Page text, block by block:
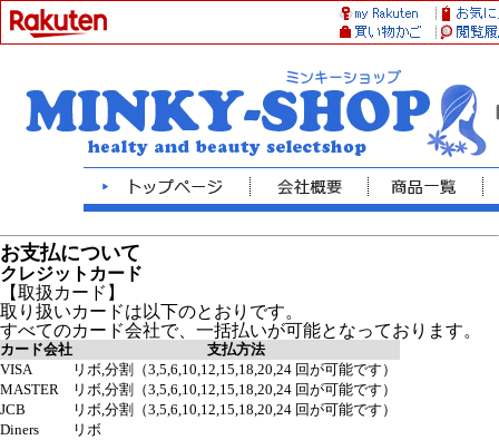
お支払について
クレジットカード
【取扱カード】
取り扱いカードは以下のとおりです。
すべてのカード会社で、一括払いが可能となっております。
カード会社
支払方法
VISA
リボ,分割（3,5,6,10,12,15,18,20,24 回が可能です）
MASTER
リボ,分割（3,5,6,10,12,15,18,20,24 回が可能です）
JCB
リボ,分割（3,5,6,10,12,15,18,20,24 回が可能です）
Diners
リボ